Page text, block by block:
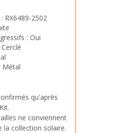
RX6489-2502
: Oui
Cerclé
Métal
qu'après
ne conviennent
la collection solaire.